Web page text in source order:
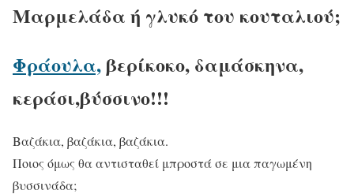
Μαρμελάδα ή γλυκό του κουταλιού;
Φράουλα, βερίκοκο, δαμάσκηνα,
κεράσι,βύσσινο!!!
Βαζάκια, βαζάκια, βαζάκια.
Ποιος όμως θα αντισταθεί μπροστά σε μια παγωμένη
βυσσινάδα;